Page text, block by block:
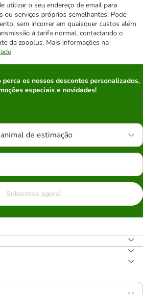
utilizar o seu endereço de email para
ou serviços próprios semelhantes. Pode
sem incorrer em quaisquer custos além
à tarifa normal, contactando o
da zooplus. Mais informações na
perca os nossos descontos personalizados,
especiais e novidades!
de estimação
Subscreva agora!